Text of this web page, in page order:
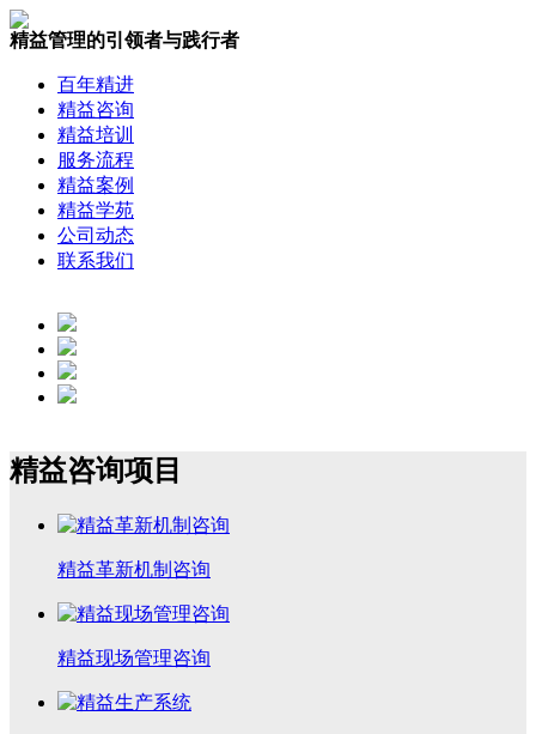
精益管理的引领者与践行者
百年精进
精益咨询
精益培训
服务流程
精益案例
精益学苑
公司动态
联系我们
精益咨询项目
精益革新机制咨询
精益现场管理咨询